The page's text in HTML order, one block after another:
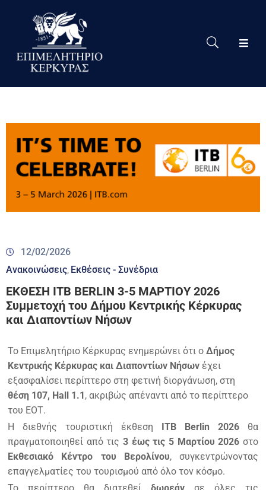
Το
Eπιμελητήριο
Υπηρεσίες
Πληροφόρηση
12/02/2026
Ανακοινώσεις‚ Εκθέσεις - Συνέδρια
ΕΚΘΕΣΗ ITB BERLIN 3-5 ΜΑΡΤΙΟΥ 2026
Συμμετοχή του Δήμου Κεντρικής Κέρκυρας
και Διαποντίων Νήσων
Το Επιμελητήριο Κέρκυρας ενημερώνει ότι ο Δήμος
Κεντρικής Κέρκυρας και Διαποντίων Νήσων έχει
εξασφαλίσει περίπτερο στη φετινή διοργάνωση, στη
θέση 107, Hall 1.1 , ακριβώς απέναντι από το περίπτερο
του ΕΟΤ.
Η διεθνής τουριστική έκθεση
ITB Berlin 2026 θα
πραγματοποιηθεί από τις 3 έως τις 5 Μαρτίου 2026 στο
Εκθεσιακό Κέντρο του Βερολίνου, συγκεντρώνοντας
επαγγελματίες του τουρισμού από όλο τον κόσμο.